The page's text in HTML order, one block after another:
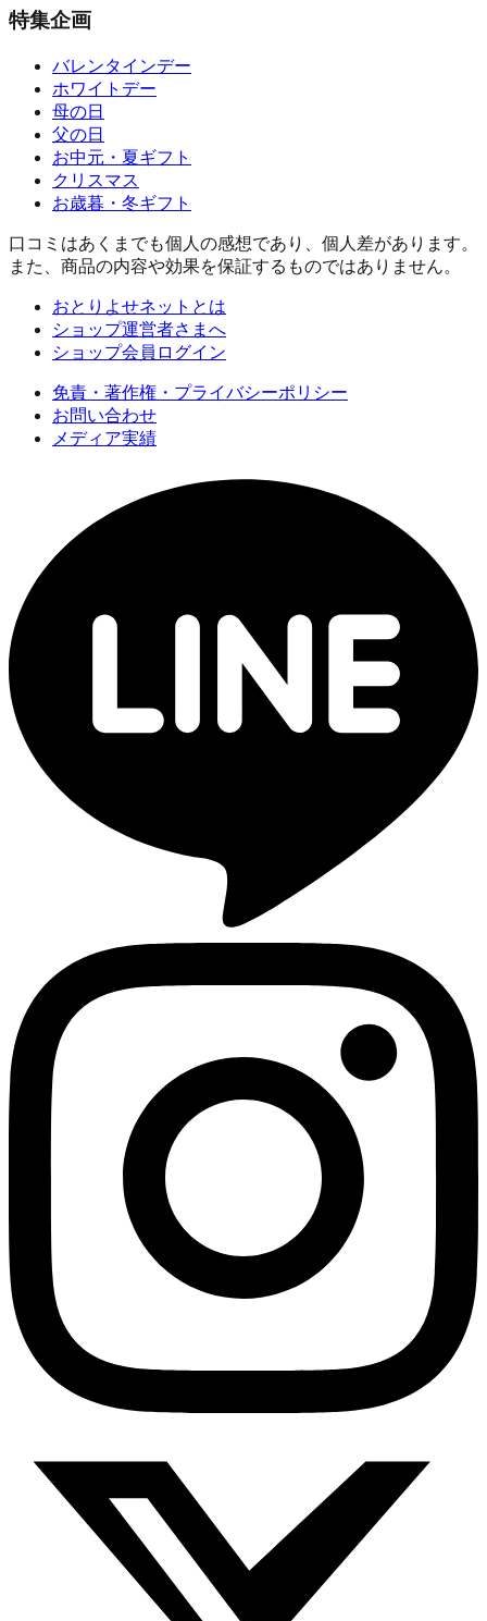
特集企画
バレンタインデー
ホワイトデー
母の日
父の日
お中元・夏ギフト
クリスマス
お歳暮・冬ギフト
口コミはあくまでも個人の感想であり、個人差があります。
また、商品の内容や効果を保証するものではありません。
おとりよせネットとは
ショップ運営者さまへ
ショップ会員ログイン
免責・著作権・プライバシーポリシー
お問い合わせ
メディア実績